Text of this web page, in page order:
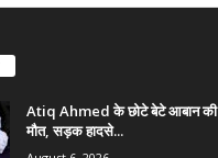
Atiq Ahmed के छोटे बेटे आबान की
मौत, सड़क हादसे...